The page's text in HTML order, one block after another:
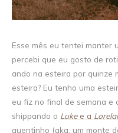
Esse mês eu tentei manter
percebi que eu gosto de
ando na esteira por quinze
esteira? Eu tenho uma
eu fiz no final de semana e
shippando o Luke e a Lorelai
quentinho (aka. um monte